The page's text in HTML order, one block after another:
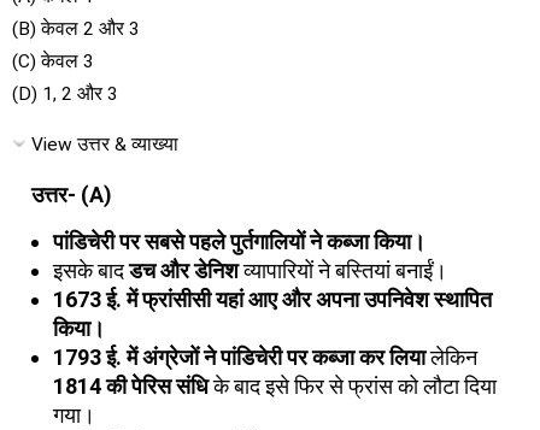
(B) केवल 2 और 3
(C) केवल 3
(D) 1, 2 और 3
View उत्तर & व्याख्या
उत्तर- (A)
पांडिचेरी पर सबसे पहले पुर्तगालियों ने कब्जा किया।
इसके बादडच और डेनिशव्यापारियों ने बस्तियां बनाईं।
1673 ई. में फ्रांसीसी यहां आए और अपना उपनिवेश स्थापित
किया।
1793 ई. में अंग्रेजों ने पांडिचेरी पर कब्जा कर लियालेकिन
1814 की पेरिस संधिके बाद इसे फिर से फ्रांस को लौटा दिया
गया।